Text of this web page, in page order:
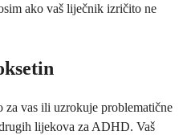
ako vaš liječnik izričito ne
vas ili uzrokuje problematične
lijekova za ADHD. Vaš